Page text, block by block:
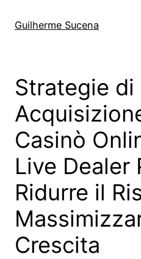
paraGuilherme Sucena
Strategie di
Casinò
Live Dealer
Ridurre il
Crescita